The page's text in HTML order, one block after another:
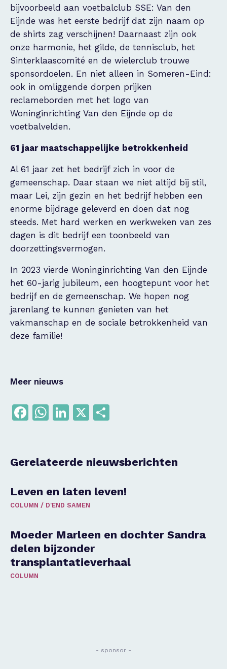
bijvoorbeeld aan voetbalclub SSE: Van den
Eijnde was het eerste bedrijf dat zijn naam op
de shirts zag verschijnen! Daarnaast zijn ook
onze harmonie, het gilde, de tennisclub, het
Sinterklaascomité en de wielerclub trouwe
sponsordoelen. En niet alleen in Someren-Eind:
ook in omliggende dorpen prijken
reclameborden met het logo van
Woninginrichting Van den Eijnde op de
voetbalvelden.
61 jaar maatschappelijke betrokkenheid
Al 61 jaar zet het bedrijf zich in voor de
gemeenschap. Daar staan we niet altijd bij stil,
maar Lei, zijn gezin en het bedrijf hebben een
enorme bijdrage geleverd en doen dat nog
steeds. Met hard werken en werkweken van zes
dagen is dit bedrijf een toonbeeld van
doorzettingsvermogen.
In 2023 vierde Woninginrichting Van den Eijnde
het 60-jarig jubileum, een hoogtepunt voor het
bedrijf en de gemeenschap. We hopen nog
jarenlang te kunnen genieten van het
vakmanschap en de sociale betrokkenheid van
deze familie!
Meer nieuws
Facebook
WhatsApp
LinkedIn
X
Gerelateerde nieuwsberichten
Leven en laten leven!
COLUMN / D'END SAMEN
Moeder Marleen en dochter Sandra
delen bijzonder
transplantatieverhaal
COLUMN
- sponsor -